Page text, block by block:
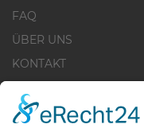
FAQ
ÜBER UNS
KONTAKT
IMPRESSUM